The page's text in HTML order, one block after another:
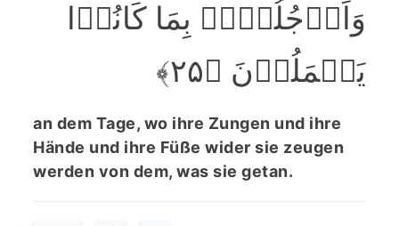
وَاَرۡجُلُہُمۡ بِمَا کَانُوۡا
یَعۡمَلُوۡنَ ﴿۲۵﴾
an dem Tage, wo ihre Zungen und ihre
Hände und ihre Füße wider sie zeugen
werden von dem, was sie getan.